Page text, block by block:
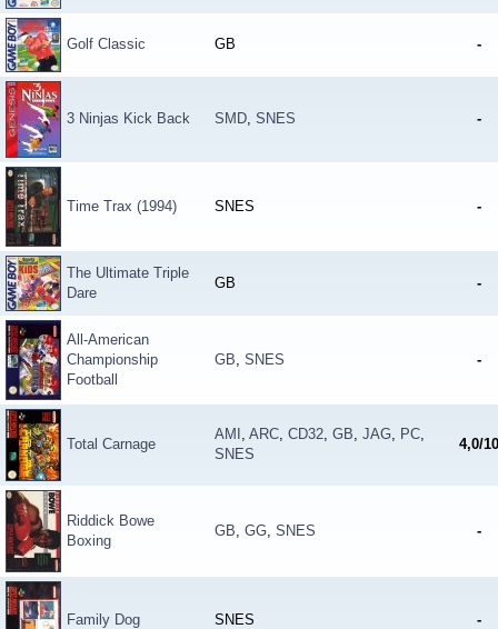
Golf Classic GB -
3 Ninjas Kick Back SMD, SNES -
Time Trax (1994) SNES -
The Ultimate Triple
Dare
GB -
All-American
Championship
Football
GB, SNES -
Total Carnage
AMI , ARC, CD32, GB, JAG, PC,
SNES
4,0/10
Riddick Bowe
Boxing
GB, GG, SNES -
Family Dog SNES -